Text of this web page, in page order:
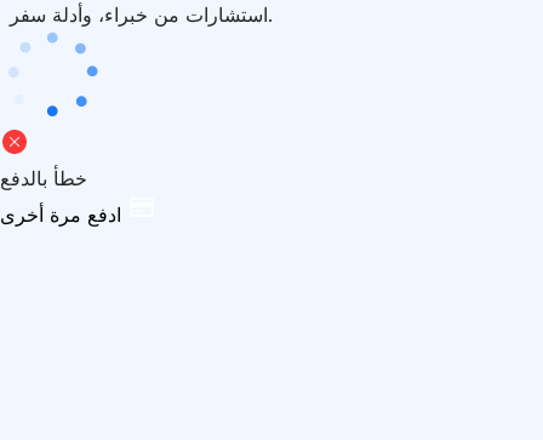
استشارات من خبراء، وأدلة سفر.
خطأ بالدفع